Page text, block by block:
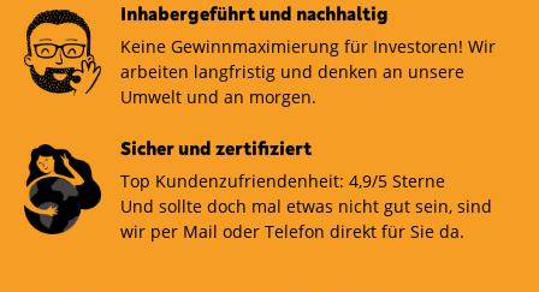
Inhabergeführt und nachhaltig
Keine Gewinnmaximierung für Investoren! Wir
arbeiten langfristig und denken an unsere
Umwelt und an morgen.
Sicher und zertifiziert
Top Kundenzufriendenheit: 4,9/5 Sterne
Und sollte doch mal etwas nicht gut sein, sind
wir per Mail oder Telefon direkt für Sie da.